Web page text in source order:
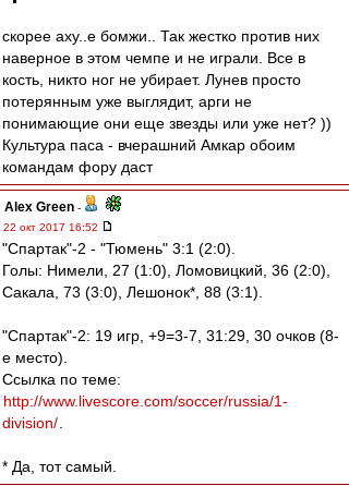
скорее аху..е бомжи.. Так жестко против них
наверное в этом чемпе и не играли. Все в
кость, никто ног не убирает. Лунев просто
потерянным уже выглядит, арги не
понимающие они еще звезды или уже нет? ))
Культура паса - вчерашний Амкар обоим
командам фору даст
Alex Green -
22 окт 2017 16:52
"Спартак"-2 - "Тюмень" 3:1 (2:0).
Голы: Нимели, 27 (1:0), Ломовицкий, 36 (2:0),
Сакала, 73 (3:0), Лешонок*, 88 (3:1).
"Спартак"-2: 19 игр, +9=3-7, 31:29, 30 очков (8-
е место).
Ссылка по теме:
http://www.livescore.com/soccer/russia/1-
division/
* Да, тот самый.